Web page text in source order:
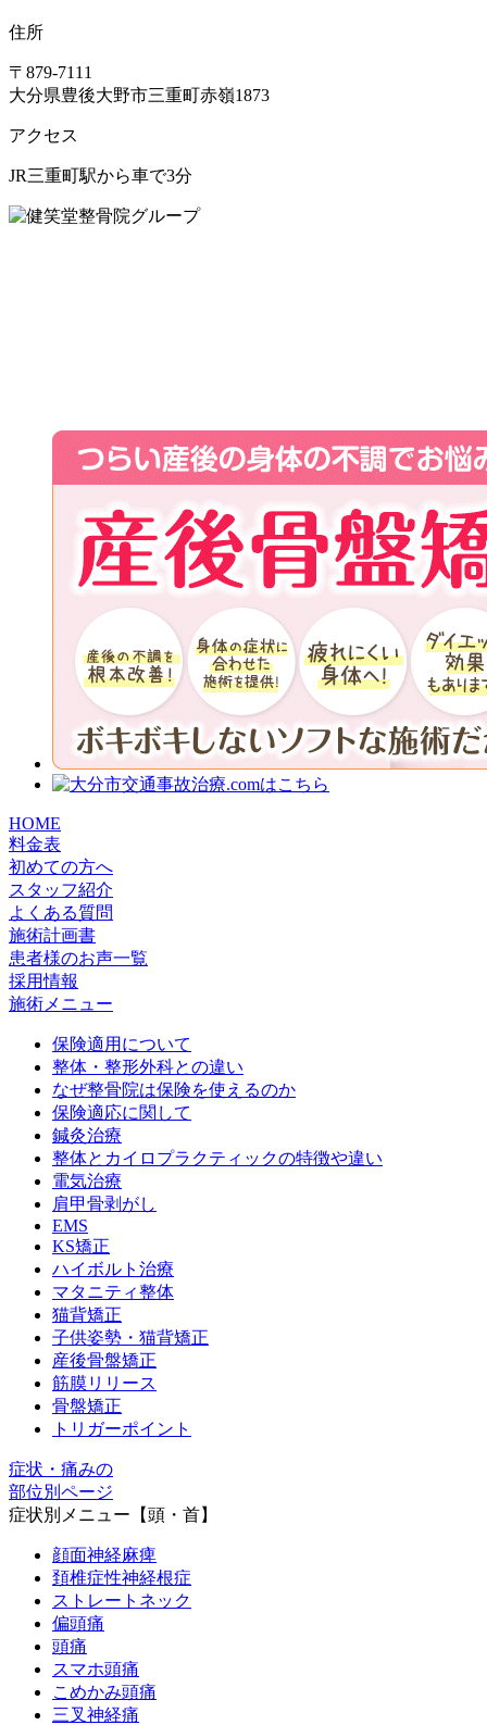
住所
〒879-7111
大分県豊後大野市三重町赤嶺1873
アクセス
JR三重町駅から車で3分
HOME
料金表
初めての方へ
スタッフ紹介
よくある質問
施術計画書
患者様のお声一覧
採用情報
施術メニュー
保険適用について
整体・整形外科との違い
なぜ整骨院は保険を使えるのか
保険適応に関して
鍼灸治療
整体とカイロプラクティックの特徴や違い
電気治療
肩甲骨剥がし
EMS
KS矯正
ハイボルト治療
マタニティ整体
猫背矯正
子供姿勢・猫背矯正
産後骨盤矯正
筋膜リリース
骨盤矯正
トリガーポイント
症状・痛みの
部位別ページ
症状別メニュー【頭・首】
顔面神経麻痺
頚椎症性神経根症
ストレートネック
偏頭痛
頭痛
スマホ頭痛
こめかみ頭痛
三叉神経痛